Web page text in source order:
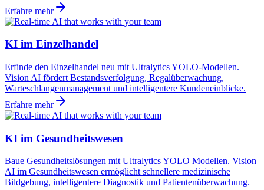
Erfahre mehr
KI im Einzelhandel
Erfinde den Einzelhandel neu mit Ultralytics YOLO-Modellen.
Vision AI fördert Bestandsverfolgung, Regalüberwachung,
Warteschlangenmanagement und intelligentere Kundeneinblicke.
Erfahre mehr
KI im Gesundheitswesen
Baue Gesundheitslösungen mit Ultralytics YOLO Modellen. Vision
AI im Gesundheitswesen ermöglicht schnellere medizinische
Bildgebung, intelligentere Diagnostik und Patientenüberwachung.